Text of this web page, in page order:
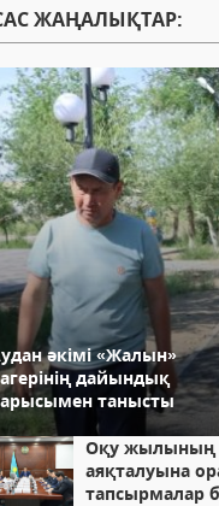
ЖАҢАЛЫҚТАР:
әкімі «Жалын»
дайындық
танысты
Оқу жылының
аяқталуына
тапсырмалар